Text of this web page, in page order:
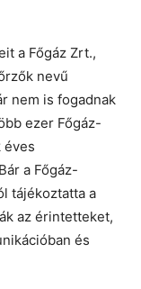
a Főgáz Zrt.,
nevű
nem is fogadnak
ezer Főgáz-
éves
a Főgáz-
tájékoztatta a
az érintetteket,
és